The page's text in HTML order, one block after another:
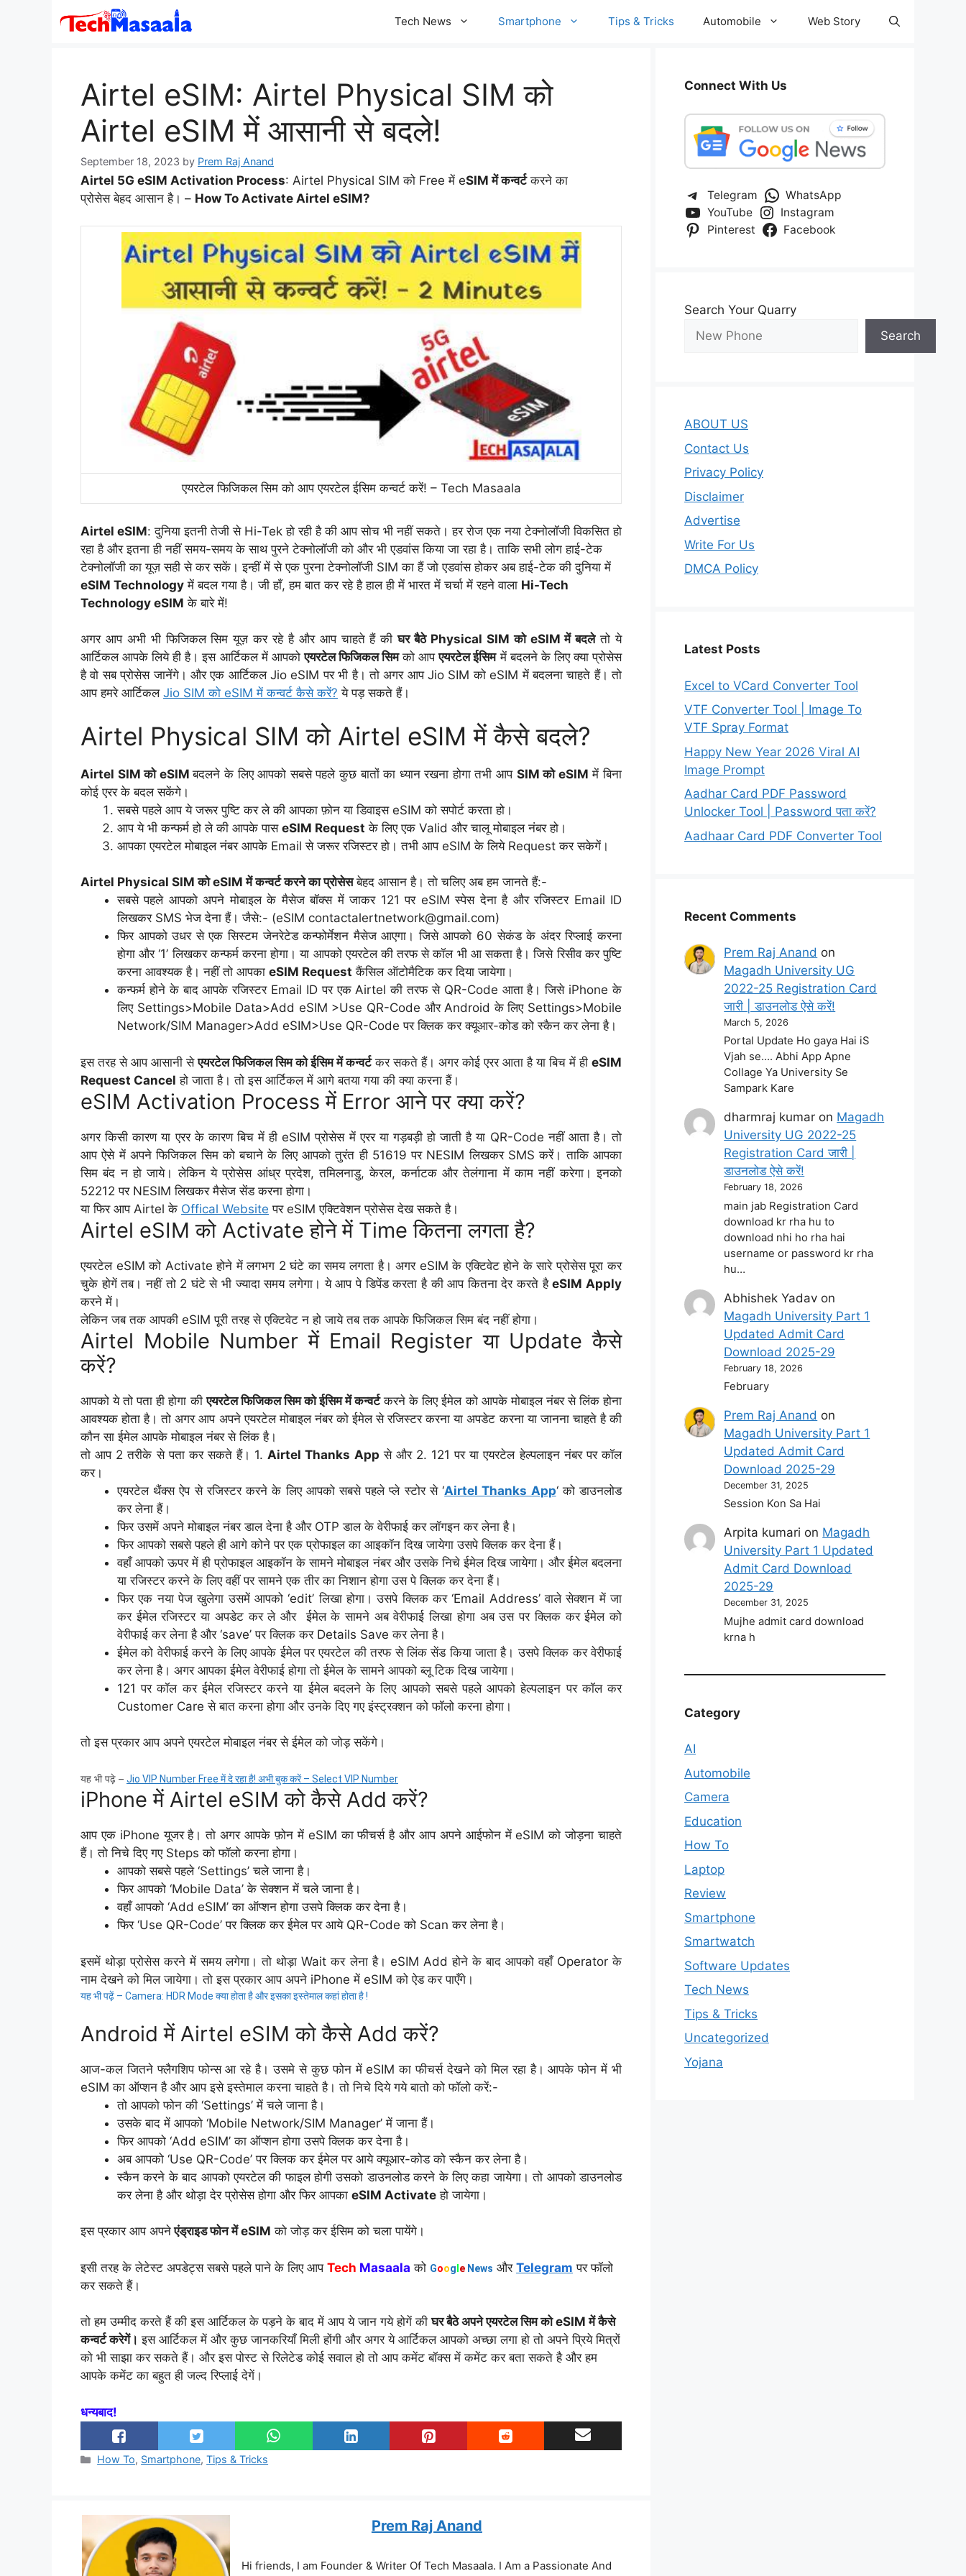
Tech News Smartphone Tips & Tricks Automobile Web Story
Airtel eSIM: Airtel Physical SIM को
Airtel eSIM में आसानी से बदले!
September 18, 2023 by Prem Raj Anand
Airtel 5G eSIM Activation Process: Airtel Physical SIM को Freeमें eSIM में कन्वर्टकरने का
प्रोसेसबेहद आसान है। – How To Activate Airtel eSIM?
एयरटेल फिजिकल सिम को आप एयरटेल ईसिम कन्वर्ट करें! – Tech Masaala
Airtel eSIM: दुनिया इतनी तेजी से Hi-Tek हो रही है की आप सोच भी नहीं सकते। हर रोज एक नया टेक्नोलॉजी विकसित हो
रहा है और इतना ही नहीं समय-समय के साथ पुरने टेक्नोलॉजी को और भी एडवांस किया जा रहा है। ताकि सभी लोग हाई-टेक
टेक्नोलॉजी का यूज़ सही से कर सकें। इन्हीं में से एक पुरना टेक्नोलॉजी SIM का हैं जो एडवांस होकर अब हाई-टेक की दुनिया में
eSIM Technology में बदल गया है। जी हाँ, हम बात कर रहे है हाल ही में भारत में चर्चा में रहने वाला Hi-Tech
Technology eSIM के बारे में!
अगर आप अभी भी फिजिकल सिम यूज़ कर रहे है और आप चाहते हैं कीघर बैठे Physical SIM को eSIM में बदलेतो ये
आर्टिकल आपके लिये ही है। इस आर्टिकल में आपकोएयरटेल फिजिकल सिमको आपएयरटेलईसिममें बदलने के लिए क्या प्रोसेस
है वो सब प्रोसेस जानेंगे। और एक आर्टिकल Jio eSIM पर भी है। तो अगर आप Jio SIM को eSIM में बदलना चाहते हैं। तो
आप हमरे आर्टिकल Jio SIM को eSIM में कन्वर्ट कैसे करें? ये पड़ सकते हैं।
Airtel Physical SIM को Airtel eSIM में कैसे बदले?
Airtel SIMको eSIMबदलने के लिए आपको सबसे पहले कुछ बातों का ध्यान रखना होगा तभी आप SIM को eSIM में बिना
कोई एरर के बदल सकेंगे।
सबसे पहले आप ये जरूर पुष्टि कर ले की आपका फ़ोन या डिवाइस eSIM को सपोर्ट करता हो।
आप ये भी कन्फर्म हो ले की आपके पास eSIM Request के लिए एक Valid और चालू मोबाइल नंबर हो।
आपका एयरटेल मोबाइल नंबर आपके Email से जरूर रजिस्टर हो। तभी आप eSIM के लिये Request कर सकेगें।
Airtel Physical SIM को eSIM में कन्वर्ट करने का प्रोसेसबेहद आसान है। तो चलिए अब हम जानते हैं:-
सबसे पहले आपको अपने मोबाइल के मैसेज बॉक्स में जाकर 121 पर eSIM स्पेस देना है और रजिस्टर Email ID
लिखकर SMS भेज देना हैं। जैसे:- (eSIM contactalertnetwork@gmail.com)
फिर आपको उधर से एक सिस्टम जेनरेटेड कन्फोर्मेशन मैसेज आएगा। जिसे आपको 60 सेकंड के अंदर रिप्लाई करना
होगा और ‘1’ लिखकर कन्फर्म करना होगा। या आपको एयरटेल की तरफ से कॉल भी आ सकता है। जिसे रिसीव कर पुष्टि
करना आवश्यक है। नहीं तो आपका eSIM Request कैंसिल ऑटोमैटिक कर दिया जायेगा।
कन्फर्म होने के बाद आपके रजिस्टर Email ID पर एक Airtel की तरफ से QR-Code आता है। जिसे iPhone के
लिए Settings>Mobile Data>Add eSIM >Use QR-Code और Android के लिए Settings>Mobile
Network/SIM Manager>Add eSIM>Use QR-Code पर क्लिक कर क्यूआर-कोड को स्कैन कर लेना है।
इस तरह से आप आसानी सेएयरटेल फिजिकल सिम को ईसिम में कन्वर्टकर सकते हैं। अगर कोई एरर आता है या बिच में ही eSIM
Request Cancel हो जाता है। तो इस आर्टिकल में आगे बतया गया की क्या करना हैं।
eSIM Activation Process में Error आने पर क्या करें?
अगर किसी कारण या एरर के कारण बिच में ही eSIM प्रोसेस में एरर या गड़बड़ी हो जाती है या QR-Code नहीं आता है। तो
आप ऐसे में अपने फिजिकल सिम को बचाने के लिए आपको तुरंत ही 51619 पर NESIM लिखकर SMS करें। ताकि आपका
सिम बंद न हो जाये। लेकिन ये प्रोसेस आंध्र प्रदेश, तमिलनाडु, केरल, कर्नाटक और तेलंगाना में काम नहीं करेगा। इनको
52212 पर NESIM लिखकर मैसेज सेंड करना होगा।
या फिर आप Airtel के Offical Website पर eSIM एक्टिवेशन प्रोसेस देख सकते है।
Airtel eSIM को Activate होने में Time कितना लगता है?
एयरटेल eSIM को Activate होने में लगभग 2 घंटे का समय लगता है। अगर eSIM के एक्टिवेट होने के सारे प्रोसेस पूरा कर
चुके होगें तब। नहीं तो 2 घंटे से भी ज्यादा समय लगेगा। ये आप पे डिपेंड करता है की आप कितना देर करते हैeSIM Apply
करने में।
लेकिन जब तक आपकी eSIM पूरी तरह से एक्टिवेट न हो जाये तब तक आपके फिजिकल सिम बंद नहीं होगा।
Airtel Mobile Number में Email Register या Update कैसे
करें?
आपको ये तो पता ही होगा कीएयरटेल फिजिकल सिम को ईसिम में कन्वर्टकरने के लिए ईमेल को आपके मोबाइल नंबर से लिंक होना
आवश्यक होता है। तो अगर आप अपने एयरटेल मोबाइल नंबर को ईमेल से रजिस्टर करना या अपडेट करना या जानना चाहते है की
कौन सा ईमेल आपके मोबाइल नंबर से लिंक है।
तो आप 2 तरीके से पता कर सकते हैं। 1. Airtel Thanks App से और 2. 121 पर या एयरटेल हेल्पलाइन नंबर पर कॉल
कर।
एयरटेल थैंक्स ऐप से रजिस्टर करने के लिए आपको सबसे पहले प्ले स्टोर से ‘Airtel Thanks App‘ को डाउनलोड
कर लेना हैं।
फिर उसमें अपने मोबाइल नंबर डाल देना है और OTP डाल के वेरीफाई कर लॉगइन कर लेना है।
फिर आपको सबसे पहले ही आगे कोने पर एक प्रोफाइल का आइकॉन दिख जायेगा उसपे क्लिक कर देना हैं।
वहाँ आपको ऊपर में ही प्रोफाइल आइकॉन के सामने मोबाइल नंबर और उसके निचे ईमेल दिख जायेगा। और ईमेल बदलना
या रजिस्टर करने के लिए वहीं पर सामने एक तीर का निशान होगा उस पे क्लिक कर देना हैं।
फिर एक नया पेज खुलेगा उसमें आपको ‘edit’ लिखा होगा। उसपे क्लिक कर ‘Email Address’ वाले सेक्शन में जा
कर ईमेल रजिस्टर या अपडेट कर ले और ईमेल के सामने अब वेरीफाई लिखा होगा अब उस पर क्लिक कर ईमेल को
वेरीफाई कर लेना है और ‘save’ पर क्लिक कर Details Save कर लेना है।
ईमेल को वेरीफाई करने के लिए आपके ईमेल पर एयरटेल की तरफ से लिंक सेंड किया जाता है। उसपे क्लिक कर वेरीफाई
कर लेना है। अगर आपका ईमेल वेरीफाई होगा तो ईमेल के सामने आपको ब्लू टिक दिख जायेगा।
121 पर कॉल कर ईमेल रजिस्टर करने या ईमेल बदलने के लिए आपको सबसे पहले आपको हेल्पलाइन पर कॉल कर
Customer Care से बात करना होगा और उनके दिए गए इंस्ट्रक्शन को फॉलो करना होगा।
तो इस प्रकार आप अपने एयरटेल मोबाइल नंबर से ईमेल को जोड़ सकेंगे।
यह भी पढ़े – Jio VIP Number Free में दे रहा है! अभी बुक करें – Select VIP Number
iPhone में Airtel eSIM को कैसे Add करें?
आप एक iPhone यूजर है। तो अगर आपके फ़ोन में eSIM का फीचर्स है और आप अपने आईफोन में eSIM को जोड़ना चाहते
हैं। तो निचे दिए गए Steps को फॉलो करना होगा।
आपको सबसे पहले ‘Settings’ चले जाना है।
फिर आपको ‘Mobile Data’ के सेक्शन में चले जाना है।
वहाँ आपको ‘Add eSIM’ का ऑप्शन होगा उसपे क्लिक कर देना है।
फिर ‘Use QR-Code’ पर क्लिक कर ईमेल पर आये QR-Code को Scan कर लेना है।
इसमें थोड़ा प्रोसेस करने में समय लगेगा। तो थोड़ा Wait कर लेना है। eSIM Add होने के बाद आपको वहाँ Operator के
नाम देखने को मिल जायेगा। तो इस प्रकार आप अपने iPhone में eSIM को ऐड कर पाएँगे।
यह भी पढ़ें – Camera: HDR Mode क्या होता है और इसका इस्तेमाल कहां होता है !
Android में Airtel eSIM को कैसे Add करें?
आज-कल जितने फ्लैगशिप फोन्स आ रहे है। उसमे से कुछ फोन में eSIM का फीचर्स देखने को मिल रहा है। आपके फोन में भी
eSIM का ऑप्शन है और आप इसे इस्तेमाल करना चाहते है। तो निचे दिये गये बातो को फॉलो करें:-
तो आपको फोन की ‘Settings’ में चले जाना है।
उसके बाद में आपको ‘Mobile Network/SIM Manager’ में जाना हैं।
फिर आपको ‘Add eSIM’ का ऑप्शन होगा उसपे क्लिक कर देना है।
अब आपको ‘Use QR-Code’ पर क्लिक कर ईमेल पर आये क्यूआर-कोड को स्कैन कर लेना है।
स्कैन करने के बाद आपको एयरटेल की फाइल होगी उसको डाउनलोड करने के लिए कहा जायेगा। तो आपको डाउनलोड
कर लेना है और थोड़ा देर प्रोसेस होगा और फिर आपका eSIM Activate हो जायेगा।
इस प्रकार आप अपनेएंड्राइड फोन में eSIM को जोड़ कर ईसिम को चला पायेंगे।
इसी तरह के लेटेस्ट अपडेट्स सबसे पहले पाने के लिए आप Tech Masaala को Goog e News और Telegram पर फॉलो
कर सकते हैं।
तो हम उम्मीद करते हैं की इस आर्टिकल के पड़ने के बाद में आप ये जान गये होगें कीघर बैठे अपने एयरटेल सिम को eSIM में कैसे
कन्वर्ट करेगें। इस आर्टिकल में और कुछ जानकरियाँ मिली होंगी और अगर ये आर्टिकल आपको अच्छा लगा हो तो अपने प्रिये मित्रों
को भी साझा कर सकते हैं। और इस पोस्ट से रिलेटेड कोई सवाल हो तो आप कमेंट बॉक्स में कमेंट कर बता सकते है और हम
आपके कमेंट का बहुत ही जल्द रिप्लाई देगें।
धन्यबाद!
Categories
How To, Smartphone,Tips & Tricks
Prem Raj Anand
Hi friends, I am Founder & Writer Of Tech Masaala. I Am a Passionate And
Connect With Us
Telegram
WhatsApp
YouTube
Instagram
Pinterest
Facebook
Search Your Quarry
Search
ABOUT US
Contact Us
Privacy Policy
Disclaimer
Advertise
Write For Us
DMCA Policy
Latest Posts
Excel to VCard Converter Tool
VTF Converter Tool | Image To
VTF Spray Format
Happy New Year 2026 Viral AI
Image Prompt
Aadhar Card PDF Password
Unlocker Tool | Password पता करें?
Aadhaar Card PDF Converter Tool
Recent Comments
Prem Raj Anand on
Magadh University UG
2022-25 Registration Card
जारी | डाउनलोड ऐसे करें!
March 5, 2026
Portal Update Ho gaya Hai iS
Vjah se.... Abhi App Apne
Collage Ya University Se
Sampark Kare
dharmraj kumar on Magadh
University UG 2022-25
Registration Card जारी |
डाउनलोड ऐसे करें!
February 18, 2026
main jab Registration Card
download kr rha hu to
download nhi ho rha hai
username or password kr rha
hu…
Abhishek Yadav on
Magadh University Part 1
Updated Admit Card
Download 2025-29
February 18, 2026
February
Prem Raj Anand on
Magadh University Part 1
Updated Admit Card
Download 2025-29
December 31, 2025
Session Kon Sa Hai
Arpita kumari on Magadh
University Part 1 Updated
Admit Card Download
2025-29
December 31, 2025
Mujhe admit card download
krna h
Category
AI
Automobile
Camera
Education
How To
Laptop
Review
Smartphone
Smartwatch
Software Updates
Tech News
Tips & Tricks
Uncategorized
Yojana